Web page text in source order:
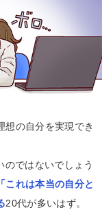
想の自分を実現でき
のではないでしょう
これは本当の自分と
20代が多いはず。